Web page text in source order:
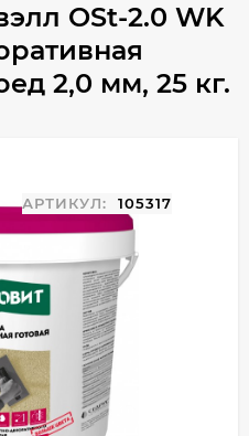
OSt-2.0 WK
2,0 мм, 25 кг.
АРТИКУЛ: 105317